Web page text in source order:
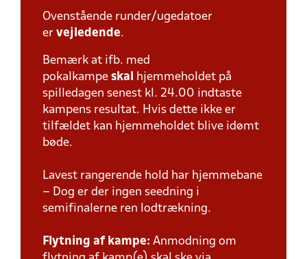
Ovenstående runder/ugedatoer
er vejledende.
Bemærk at ifb. med
pokalkampe skal
hjemmeholdet på
spilledagen senest kl. 24.00 indtaste
kampens resultat. Hvis dette ikke er
tilfældet kan hjemmeholdet blive idømt
bøde.
Lavest rangerende hold har hjemmebane
– Dog er der ingen seedning i
semifinalerne ren lodtrækning.
Flytning af kampe: Anmodning om